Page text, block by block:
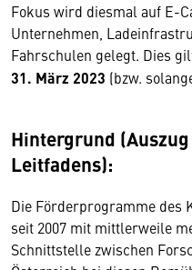
Fokus wird diesmal auf E-
Unternehmen,
Fahrschulen gelegt. Dies
31. März 2023 (bzw.
Hintergrund
Leitfadens):
Die Förderprogramme des
seit 2007 mit mittlerweile
Schnittstelle zwischen